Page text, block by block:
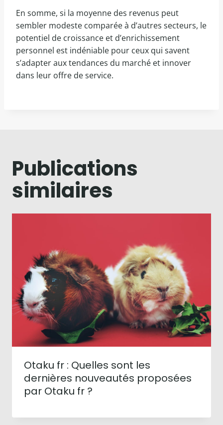
En somme, si la moyenne des revenus peut
sembler modeste comparée à d’autres secteurs, le
potentiel de croissance et d’enrichissement
personnel est indéniable pour ceux qui savent
s’adapter aux tendances du marché et innover
dans leur offre de service.
Publications
similaires
Otaku fr : Quelles sont les
dernières nouveautés proposées
par Otaku fr ?